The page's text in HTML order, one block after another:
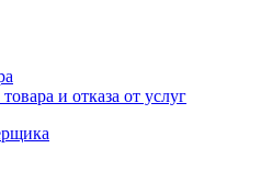
и отказа от услуг